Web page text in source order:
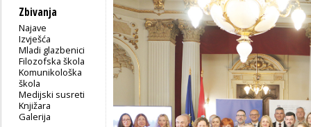
Zbivanja
Najave
Izvješća
Mladi glazbenici
Filozofska škola
Komunikološka
škola
Medijski susreti
Knjižara
Galerija